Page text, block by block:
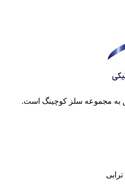
به مجموعه سلز کوچینگ است.